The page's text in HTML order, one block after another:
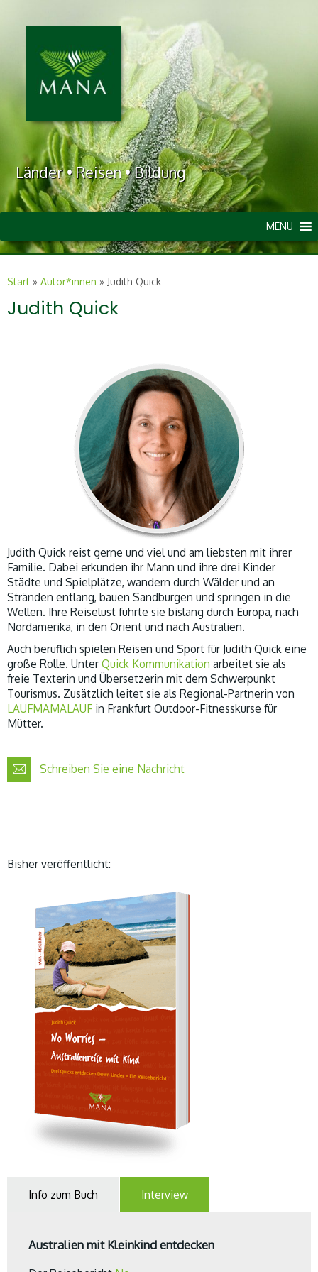
Länder • Reisen • Bildung
MENU
Start » Autor*innen » Judith Quick
Judith Quick
Judith Quick reist gerne und viel und am liebsten mit ihrer
Familie. Dabei erkunden ihr Mann und ihre drei Kinder
Städte und Spielplätze, wandern durch Wälder und an
Stränden entlang, bauen Sandburgen und springen in die
Wellen. Ihre Reiselust führte sie bislang durch Europa, nach
Nordamerika, in den Orient und nach Australien.
Auch beruflich spielen Reisen und Sport für Judith Quick eine
große Rolle. Unter Quick Kommunikation arbeitet sie als
freie Texterin und Übersetzerin mit dem Schwerpunkt
Tourismus. Zusätzlich leitet sie als Regional-Partnerin von
LAUFMAMALAUF in Frankfurt Outdoor-Fitnesskurse für
Mütter.
Schreiben Sie eine Nachricht
Bisher veröffentlicht:
Info zum Buch Interview
Australien mit Kleinkind entdecken